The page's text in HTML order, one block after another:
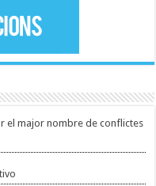
el major nombre de conflictes